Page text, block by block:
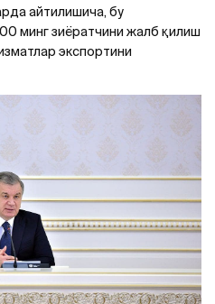
айтилишича, бу
минг зиёратчини жалб қилиш
экспортини